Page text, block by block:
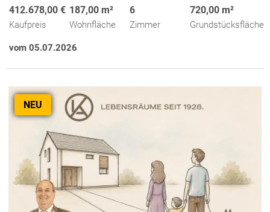
412.678,00 €
Kaufpreis
187,00 m²
Wohnfläche
6
Zimmer
720,00 m²
Grundstücksfläche
vom 05.07.2026
NEU